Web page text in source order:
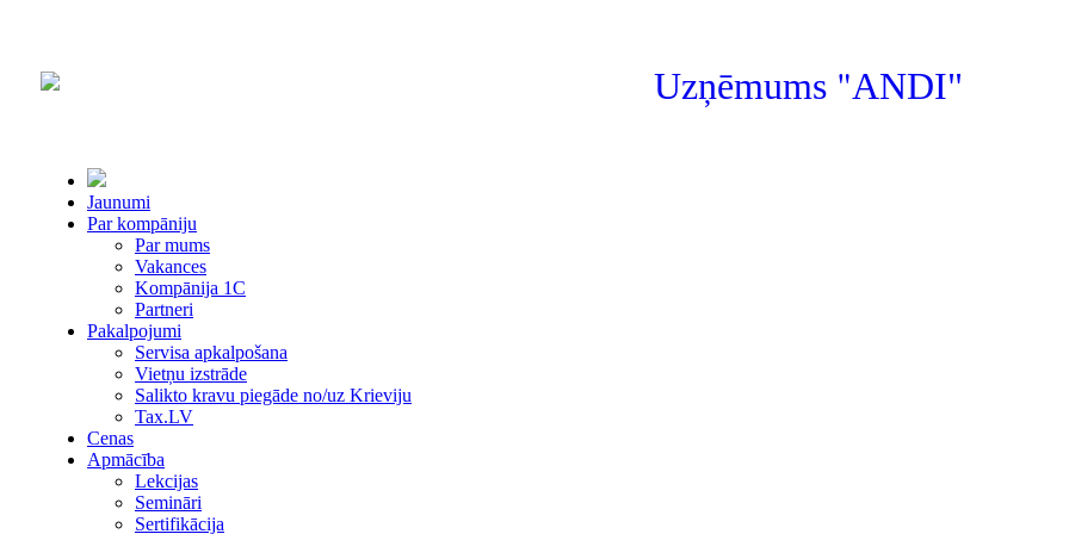
Uzņēmums"ANDI"
Jaunumi
Par kompāniju
Par mums
Vakances
Kompānija 1С
Partneri
Pakalpojumi
Servisa apkalpošana
Vietņu izstrāde
Salikto kravu piegāde no/uz Krieviju
Tax.LV
Cenas
Apmācība
Lekcijas
Semināri
Sertifikācija